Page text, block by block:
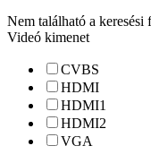
Nem található a
Videó kimenet
CVBS
HDMI
HDMI1
HDMI2
VGA